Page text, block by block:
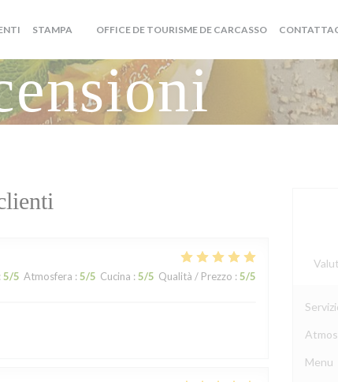
STAMPA
((APRE UNA NUOVA FINESTRA))
OFFICE DE TOURISME DE CARCASSO((APRE UNA
5/5 Atmosfera : 5/5 Cucina : 5/5 Qualità / Prezzo : 5/5
Menu